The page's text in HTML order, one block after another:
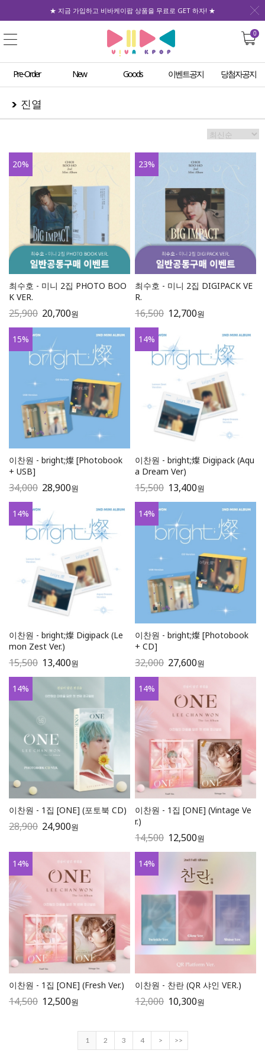
★ 지금 가입하고 비바케이팝 상품을 무료로 GET 하자! ★
0
Pre-Order New Goods 이벤트공지 당첨자공지
진열
20%
최수호 - 미니 2집 PHOTO BOO
K VER.
25,900 20,700원
23%
최수호 - 미니 2집 DIGIPACK VE
R.
16,500 12,700원
15%
이찬원 - bright;燦 [Photobook
+ USB]
34,000 28,900원
14%
이찬원 - bright;燦 Digipack (Aqu
a Dream Ver)
15,500 13,400원
14%
이찬원 - bright;燦 Digipack (Le
mon Zest Ver.)
15,500 13,400원
14%
이찬원 - bright;燦 [Photobook
+ CD]
32,000 27,600원
14%
이찬원 - 1집 [ONE] (포토북 CD)
28,900 24,900원
14%
이찬원 - 1집 [ONE] (Vintage Ve
r.)
14,500 12,500원
14%
이찬원 - 1집 [ONE] (Fresh Ver.)
14,500 12,500원
14%
이찬원 - 찬란 (QR 샤인 VER.)
12,000 10,300원
1 2 3 4 > >>